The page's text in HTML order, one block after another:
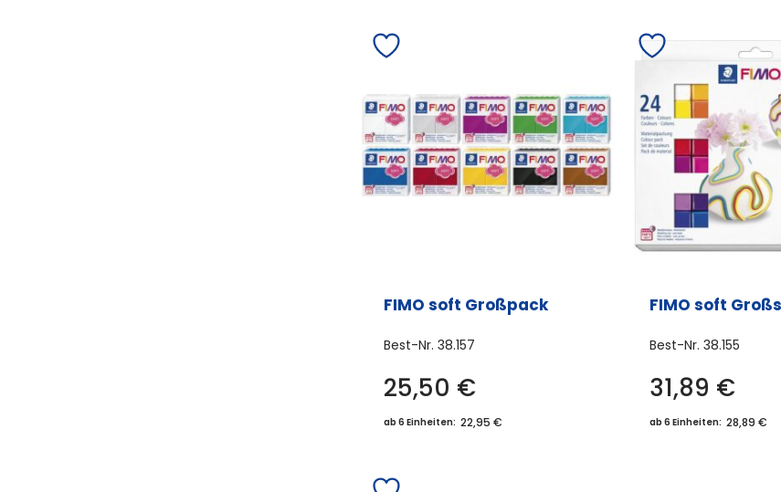
FIMO soft Großpack
Best-Nr.38.157
25,50 €
ab 6 Einheiten: 22,95 €
FIMO soft
Best-Nr. 38.155
31,89 €
ab 6 Einheiten: 28,89 €